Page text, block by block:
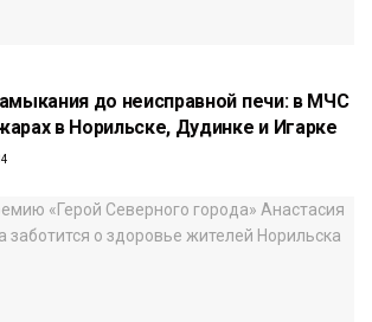
до неисправной печи: в МЧС
в Норильске, Дудинке и Игарке